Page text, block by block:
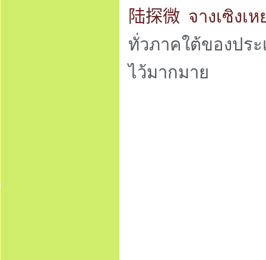
陆探微 จางเซิงเห
ทั่วภาคใต้ของปร
ไว้มากมาย